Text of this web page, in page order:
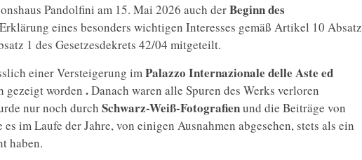
Pandolfini am 15. Mai 2026 auch derBeginn des
eines besonders wichtigen Interesses gemäß Artikel 10 Absatz
1 des Gesetzesdekrets 42/04 mitgeteilt.
einer Versteigerung imPalazzo Internazionale delle Aste ed
gezeigt worden .Danach waren alle Spuren des Werks verloren
nur noch durch Schwarz-Weiß-Fotografienund die Beiträge von
im Laufe der Jahre, von einigen Ausnahmen abgesehen, stets als ein
haben.